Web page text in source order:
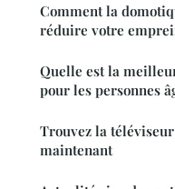
Comment la
réduire votre
Quelle est la
pour les personnes
Trouvez la
maintenant